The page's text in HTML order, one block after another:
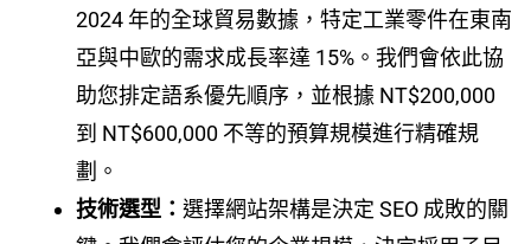
2024 年的全球貿易數據，特定工業零件在東南
亞與中歐的需求成長率達 15%。我們會依此協
助您排定語系優先順序，並根據 NT$200,000
到 NT$600,000 不等的預算規模進行精確規
劃。
技術選型： 選擇網站架構是決定 SEO 成敗的關